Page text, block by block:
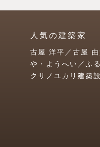
人気の建築家
古屋 洋平／古屋 由
や・ようへい／ふ
クサノユカリ建築